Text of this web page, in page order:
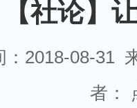
【社论】
：2018-08-31
者：